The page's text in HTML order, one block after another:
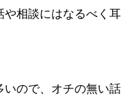
相談にはなるべく耳
ので、オチの無い話